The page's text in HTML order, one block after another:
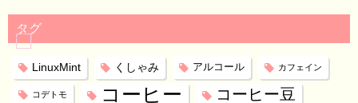
タグ
LinuxMint くしゃみ アルコール カフェイン
コデトモ コーヒー コーヒー豆